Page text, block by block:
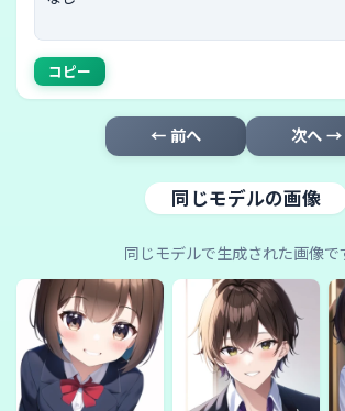
コピー
← 前へ 次へ →
同じモデルの画像
同じモデルで生成された画像で